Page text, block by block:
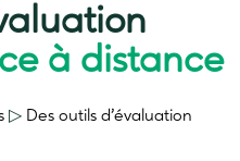
à distance
▷ Des outils d’évaluation